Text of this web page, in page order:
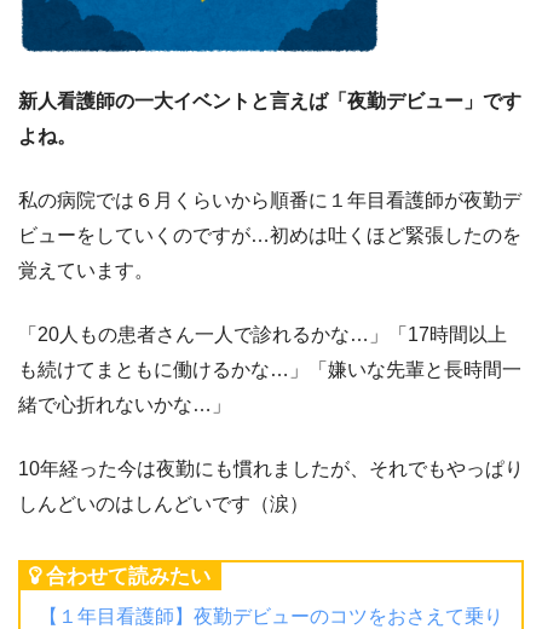
新人看護師の一大イベントと言えば「夜勤デビュー」です
よね。
私の病院では６月くらいから順番に１年目看護師が夜勤デ
ビューをしていくのですが…初めは吐くほど緊張したのを
覚えています。
「20人もの患者さん一人で診れるかな…」「17時間以上
も続けてまともに働けるかな…」「嫌いな先輩と長時間一
緒で心折れないかな…」
10年経った今は夜勤にも慣れましたが、それでもやっぱり
しんどいのはしんどいです（涙）
合わせて読みたい
【１年目看護師】夜勤デビューのコツをおさえて乗り